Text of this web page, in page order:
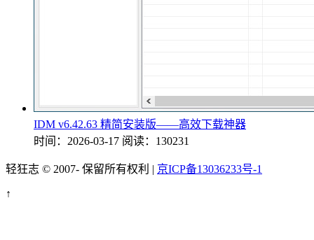
IDM v6.42.63 精简安装版——高效下载神器
时间：2026-03-17 阅读：130231
轻狂志 © 2007- 保留所有权利 | 京ICP备13036233号-1
↑